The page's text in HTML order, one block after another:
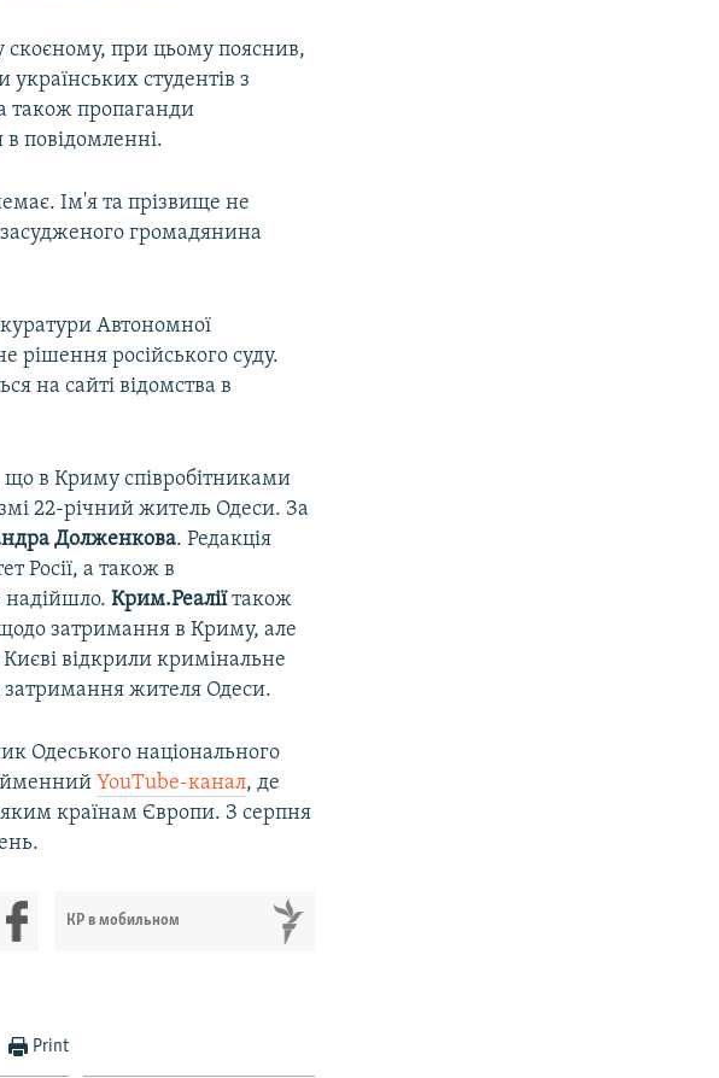
скоєному, при цьому пояснив,
студентів з
також пропаганди
в повідомленні.
Ім'я та прізвище не
громадянина
Автономної
рішення російського суду.
на сайті відомства в
що в Криму співробітниками
22-річний житель Одеси. За
Долженкова. Редакція
Росії, а також в
надійшло.Крим.Реаліїтакож
затримання в Криму, але
відкрили кримінальне
затримання жителя Одеси.
Одеського національного
YouTube-канал, де
країнам Європи. З серпня
КР в мобильном
Print